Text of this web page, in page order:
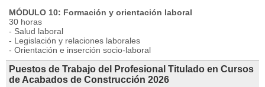
MÓDULO 10: Formación y orientación laboral
30 horas
- Salud laboral
- Legislación y relaciones laborales
- Orientación e inserción socio-laboral
Puestos de Trabajo del Profesional Titulado en Cursos
de Acabados de Construcción 2026